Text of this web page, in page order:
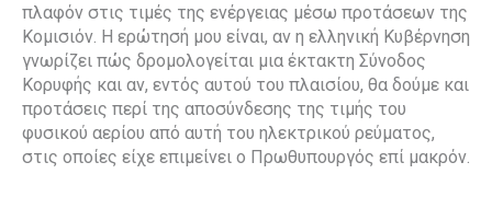
πλαφόν στις τιμές της ενέργειας μέσω προτάσεων της
Κομισιόν. Η ερώτησή μου είναι, αν η ελληνική Κυβέρνηση
γνωρίζει πώς δρομολογείται μια έκτακτη Σύνοδος
Κορυφής και αν, εντός αυτού του πλαισίου, θα δούμε και
προτάσεις περί της αποσύνδεσης της τιμής του
φυσικού αερίου από αυτή του ηλεκτρικού ρεύματος,
στις οποίες είχε επιμείνει ο Πρωθυπουργός επί μακρόν.